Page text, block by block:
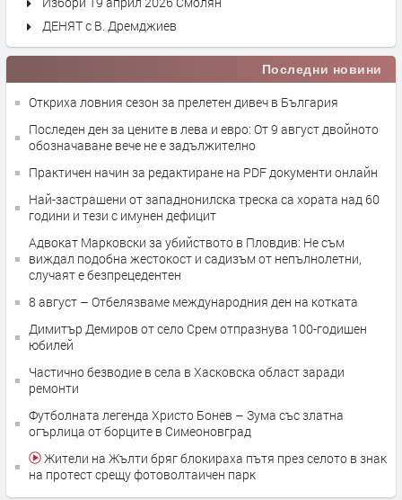
ДЕНЯТ с В. Дремджиев
Последни новини
Откриха ловния сезон за прелетен дивеч в България
Последен ден за цените в лева и евро: От 9 август двойното
обозначаване вече не е задължително
Практичен начин за редактиране на PDF документи онлайн
Най-застрашени от западнонилска треска са хората над 60
години и тези с имунен дефицит
Адвокат Марковски за убийството в Пловдив: Не съм
виждал подобна жестокост и садизъм от непълнолетни,
случаят е безпрецедентен
8 август – Отбелязваме международния ден на котката
Димитър Демиров от село Срем отпразнува 100-годишен
юбилей
Частично безводие в села в Хасковска област заради
ремонти
Футболната легенда Христо Бонев – Зума със златна
огърлица от борците в Симеоновград
на протест срещу фотоволтаичен парк